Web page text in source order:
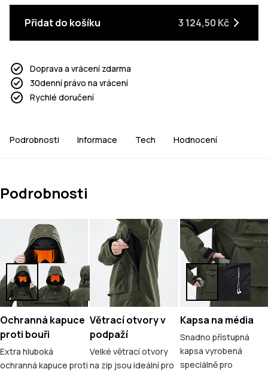
Přidat do košíku 3 124,50 Kč
Doprava a vrácení zdarma
30denní právo na vrácení
Rychlé doručení
Podrobnosti Informace Tech Hodnocení
Podrobnosti
Ochranná kapuce
proti bouři
Extra hluboká
ochranná kapuce proti
Větrací otvory v
podpaží
Velké větrací otvory
na zip jsou ideální pro
Kapsa na média
Snadno přístupná
kapsa vyrobená
speciálně pro